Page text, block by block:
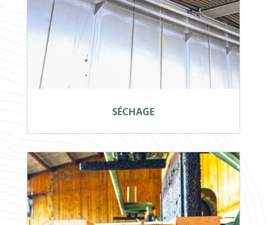
SÉCHAGE